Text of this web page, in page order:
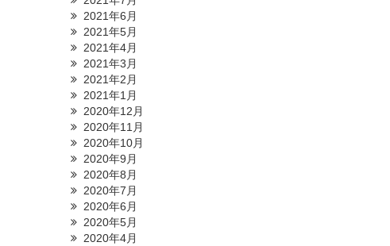
2021年6月
2021年5月
2021年4月
2021年3月
2021年2月
2021年1月
2020年12月
2020年11月
2020年10月
2020年9月
2020年8月
2020年7月
2020年6月
2020年5月
2020年4月